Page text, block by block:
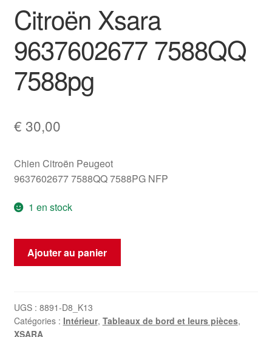
Citroën Xsara
9637602677 7588QQ
7588pg
€ 30,00
Chien Citroën Peugeot
9637602677 7588QQ 7588PG NFP
1 en stock
quantité
9637602677
7588QQ
Ajouter au panier
UGS : 8891-D8_K13
Catégories : Intérieur, Tableaux de bord et leurs pièces,
XSARA